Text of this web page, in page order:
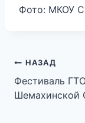
Фото: МКОУ
по
НАЗАД
Фестиваль